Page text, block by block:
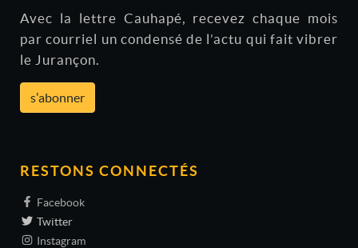
Avec la lettre Cauhapé, recevez chaque mois
par courriel un condensé de l’actu qui fait vibrer
le Jurançon.
s'abonner
RESTONS CONNECTÉS
Facebook
Twitter
Instagram